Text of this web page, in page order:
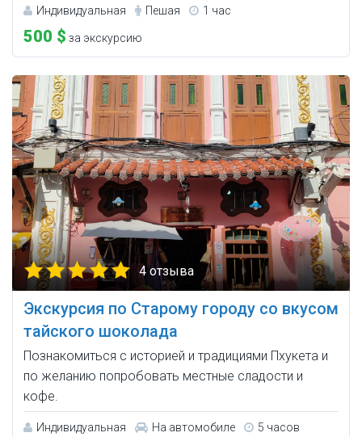
Индивидуальная Пешая 1 час
500 $ за экскурсию
4 отзыва
Экскурсия по Старому городу со вкусом
тайского шоколада
Познакомиться с историей и традициями Пхукета и
по желанию попробовать местные сладости и
кофе.
Индивидуальная На автомобиле 5 часов